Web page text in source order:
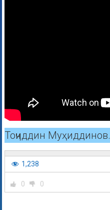
Тоҷиддин Муҳиддинов.
1,238
0 0